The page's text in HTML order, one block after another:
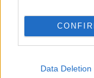
Data Deletion
Április 6-án,
Nightwish
cover ...